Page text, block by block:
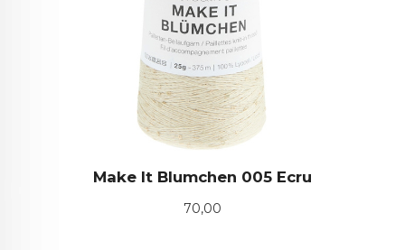
Make It Blumchen 005 Ecru
Pris
70,00